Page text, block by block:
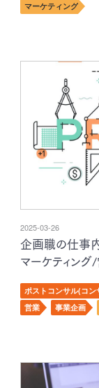
マーケティング
2025-03-26
企画職の仕事
マーケティング
ポストコンサル(コン
営業
事業企画